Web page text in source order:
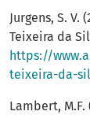
Jurgens, S.
Teixeira da
https://
teixeira-da-
Lambert,